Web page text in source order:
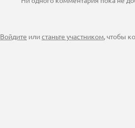
Войдите илистаньте участником, чтобы